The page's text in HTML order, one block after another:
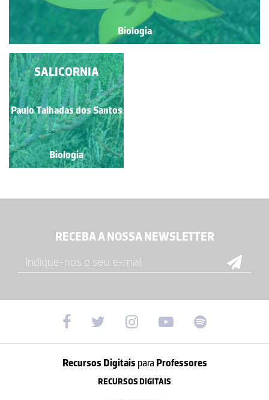
Biologia
SALICORNIA
Paulo Talhadas dos Santos
Biologia
RECEBA A NOSSA NEWSLETTER
Recursos Digitais paraProfessores
RECURSOS DIGITAIS